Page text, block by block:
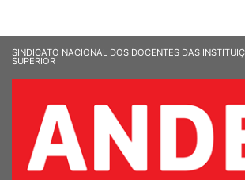
SINDICATO NACIONAL DOS DOCENTES DAS
SUPERIOR